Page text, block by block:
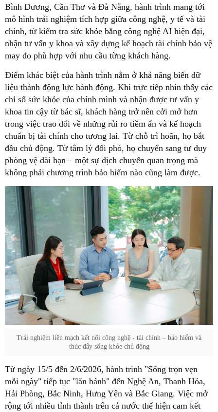
Bình Dương, Cần Thơ và Đà Nẵng, hành trình mang tới
mô hình trải nghiệm tích hợp giữa công nghệ, y tế và tài
chính, từ kiểm tra sức khỏe bằng công nghệ AI hiện đại,
nhận tư vấn y khoa và xây dựng kế hoạch tài chính bảo vệ
may đo phù hợp với nhu cầu từng khách hàng.
Điểm khác biệt của hành trình nằm ở khả năng biến dữ
liệu thành động lực hành động. Khi trực tiếp nhìn thấy các
chỉ số sức khỏe của chính mình và nhận được tư vấn y
khoa tin cậy từ bác sĩ, khách hàng trở nên cởi mở hơn
trong việc trao đổi về những rủi ro tiềm ẩn và kế hoạch
chuẩn bị tài chính cho tương lai. Từ chỗ trì hoãn, họ bắt
đầu chủ động. Từ tâm lý đối phó, họ chuyển sang tư duy
phòng vệ dài hạn – một sự dịch chuyển quan trọng mà
không phải chương trình bảo hiểm nào cũng làm được.
Trải nghiệm liền mạch kết nối công nghệ - tài chính – bảo hiểm và
thúc đẩy sống khỏe chủ động
Từ ngày 15/5 đến 2/6/2026, hành trình "Sống trọn vẹn
mỗi ngày" tiếp tục "lăn bánh" đến Nghệ An, Thanh Hóa,
Hải Phòng, Bắc Ninh, Hưng Yên và Bắc Giang. Việc mở
rộng tới nhiều tỉnh thành trên cả nước thể hiện cam kết